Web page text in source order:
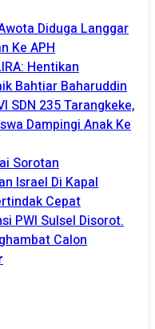
Diduga Langgar
Ke APH
Hentikan
Bahtiar Baharuddin
SDN 235 Tarangkeke,
Dampingi Anak Ke
Sorotan
Israel Di Kapal
Cepat
PWI Sulsel Disorot.
Calon